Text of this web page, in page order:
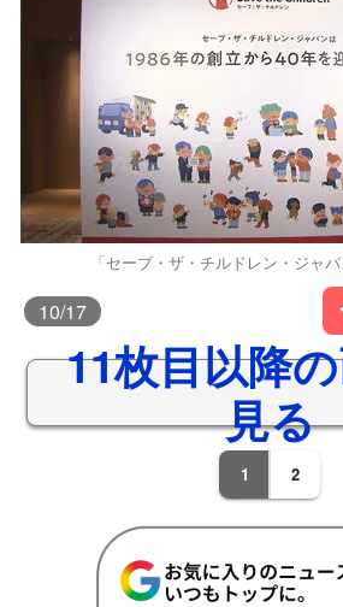
「セーブ・ザ・チルドレン・ジャ
10/17
11枚目以降
見る
1 2